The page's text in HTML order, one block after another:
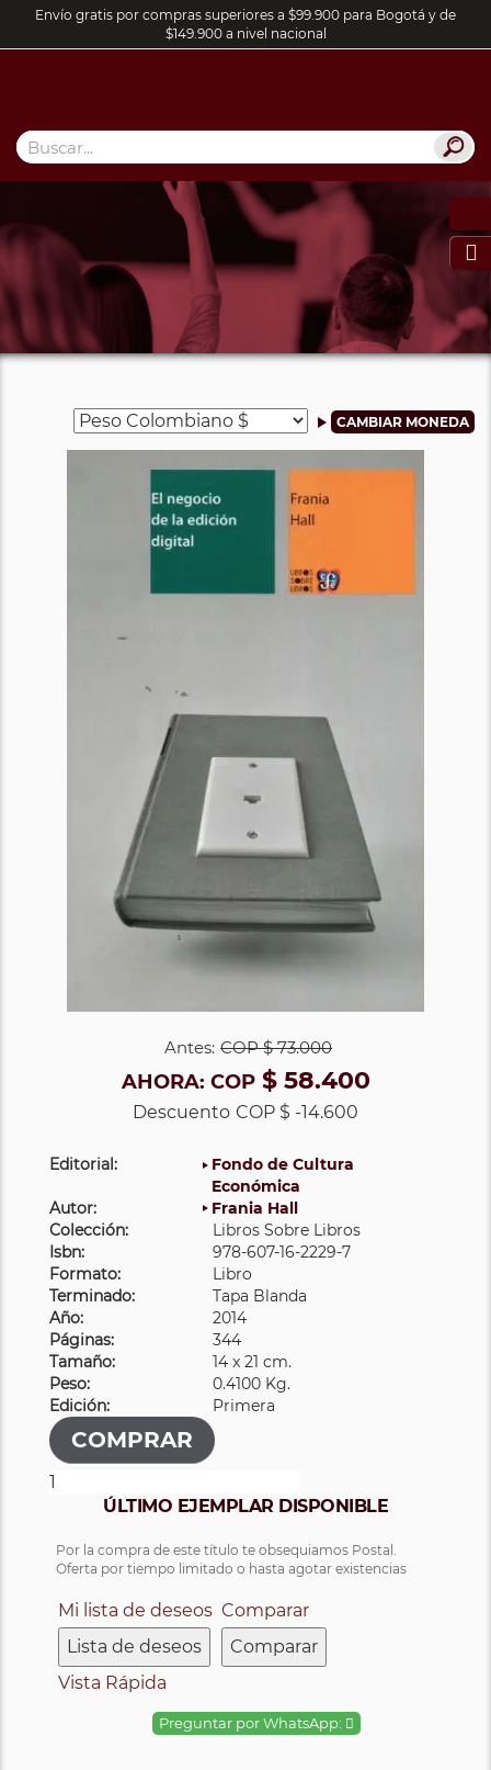
Envío gratis por compras superiores a $99.900 para Bogotá y de
$149.900 a nivel nacional

Antes: COP$ 73.000
AHORA: COP$ 58.400
Descuento COP $ -14.600
Editorial:
Fondo de Cultura
Económica
Autor:
Frania Hall
Colección:
Libros Sobre Libros
Isbn:
978-607-16-2229-7
Formato:
Libro
Terminado:
Tapa Blanda
Año:
2014
Páginas:
344
Tamaño:
14 x 21 cm.
Peso:
0.4100 Kg.
Edición:
Primera
ÚLTIMO EJEMPLAR DISPONIBLE
Por la compra de este título te obsequiamos Postal.
Oferta por tiempo limitado o hasta agotar existencias
Mi lista de deseos
Lista de deseos
Comparar
Comparar
Vista Rápida
Preguntar por WhatsApp: